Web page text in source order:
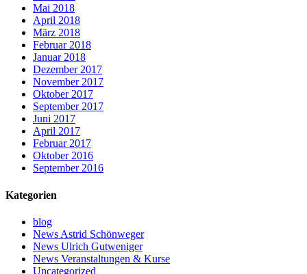
Mai 2018
April 2018
März 2018
Februar 2018
Januar 2018
Dezember 2017
November 2017
Oktober 2017
September 2017
Juni 2017
April 2017
Februar 2017
Oktober 2016
September 2016
Kategorien
blog
News Astrid Schönweger
News Ulrich Gutweniger
News Veranstaltungen & Kurse
Uncategorized